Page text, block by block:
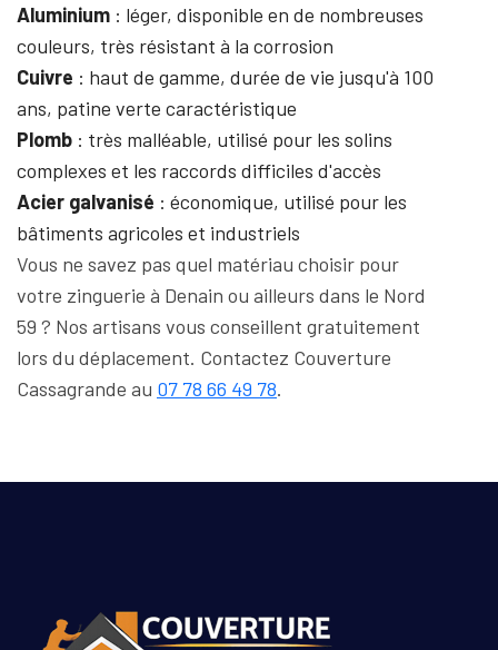
Aluminium : léger, disponible en de nombreuses
couleurs, très résistant à la corrosion
Cuivre : haut de gamme, durée de vie jusqu'à 100
ans, patine verte caractéristique
Plomb : très malléable, utilisé pour les solins
complexes et les raccords difficiles d'accès
Acier galvanisé : économique, utilisé pour les
bâtiments agricoles et industriels
Vous ne savez pas quel matériau choisir pour
votre zinguerie à Denain ou ailleurs dans le Nord
59 ? Nos artisans vous conseillent gratuitement
lors du déplacement. Contactez Couverture
Cassagrande au 07 78 66 49 78.